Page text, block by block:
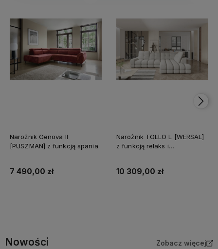
Narożnik Genova II
[PUSZMAN] z funkcją spania
7 490,00 zł
Narożnik TOLLO L [WERSAL]
z funkcją relaks i
10 309,00 zł
Nowości Zobacz więcej